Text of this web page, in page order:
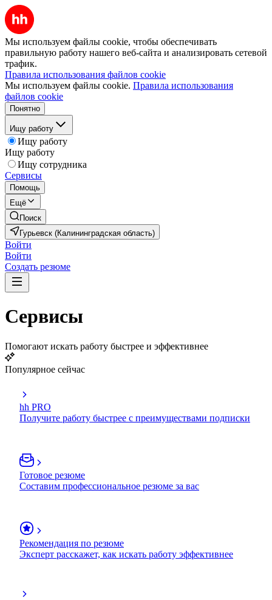
Мы используем файлы cookie, чтобы обеспечивать
правильную работу нашего веб-сайта и анализировать сетевой
трафик.
Правила использования файлов cookie
Мы используем файлы cookie. Правила использования
файлов cookie
Понятно
Ищу работу
Ищу работу
Ищу работу
Ищу сотрудника
Сервисы
Помощь
Ещё
Поиск
Гурьевск (Калининградская область)
Войти
Войти
Создать резюме
Сервисы
Помогают искать работу быстрее и эффективнее
Популярное сейчас
hh PRO
Получите работу быстрее с преимуществами подписки
Готовое резюме
Составим профессиональное резюме за вас
Рекомендация по резюме
Эксперт расскажет, как искать работу эффективнее